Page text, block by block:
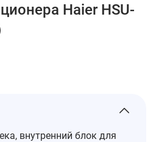
Haier HSU-
внутренний блок для